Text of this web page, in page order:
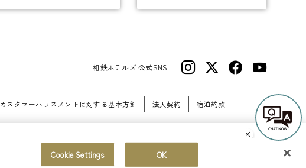
相鉄ホテルズ 公式SNS
カスタマーハラスメントに対する基本方針 法人契約
宿泊約款
Cookie Settings OK